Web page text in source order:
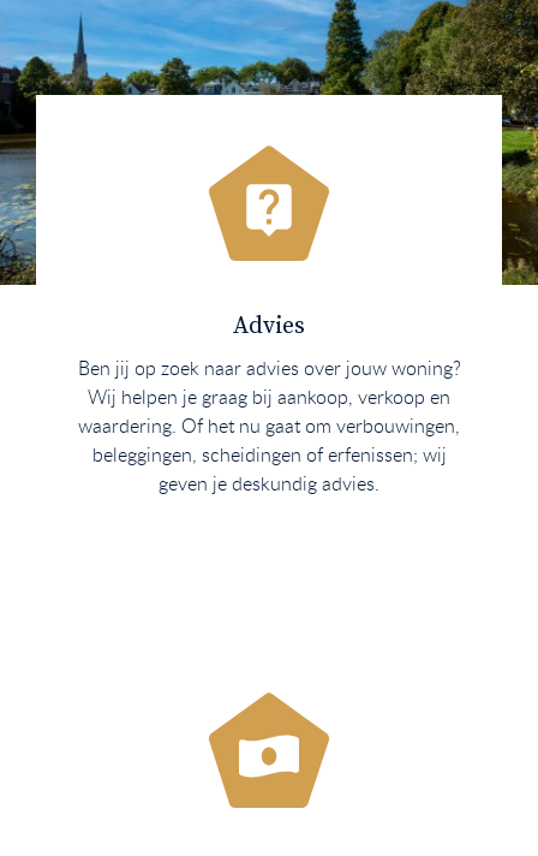
Advies
Ben jij op zoek naar advies over jouw woning?
Wij helpen je graag bij aankoop, verkoop en
waardering. Of het nu gaat om verbouwingen,
beleggingen, scheidingen of erfenissen; wij
geven je deskundig advies.